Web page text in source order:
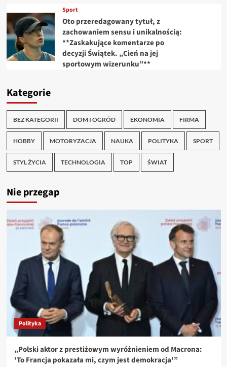
Sport
Oto przeredagowany tytuł, z
zachowaniem sensu i unikalnością:
**Zaskakujące komentarze po
decyzji Świątek. „Cień na jej
sportowym wizerunku”**
Kategorie
BEZ KATEGORII DOM I OGRÓD EKONOMIA FIRMA
HOBBY MOTORYZACJA NAUKA POLITYKA SPORT
STYL ŻYCIA TECHNOLOGIA TOP ŚWIAT
Nie przegap
Polityka
„Polski aktor z prestiżowym wyróżnieniem od Macrona:
'To Francja pokazała mi, czym jest demokracja'”